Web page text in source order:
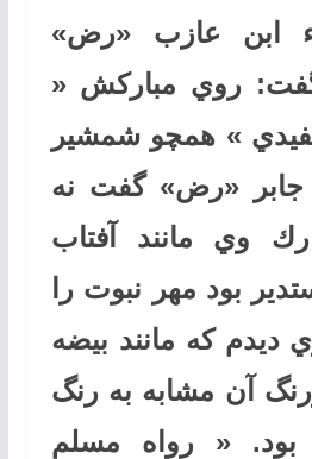
ابن عازب «رض»
روي مباركش «
» همچو شمشير
«رض» گفت نه
وي مانند آفتاب
بود مهر نبوت را
ديدم كه مانند بيضه
آن مشابه به رنگ
بود. « رواه مسلم